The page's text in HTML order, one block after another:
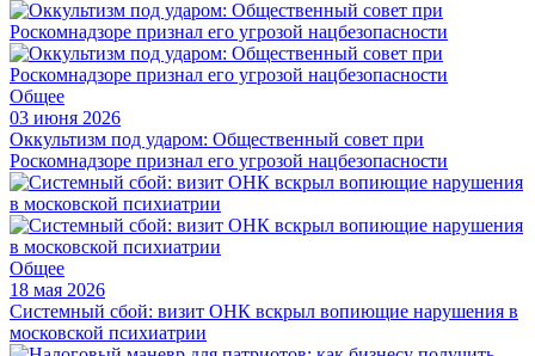
Общее
03 июня 2026
Оккультизм под ударом: Общественный совет при
Роскомнадзоре признал его угрозой нацбезопасности
Общее
18 мая 2026
Системный сбой: визит ОНК вскрыл вопиющие нарушения в
московской психиатрии